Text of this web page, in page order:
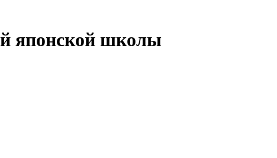
японской школы